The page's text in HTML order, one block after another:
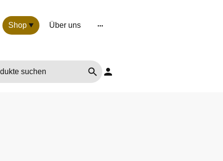
Shop Über uns